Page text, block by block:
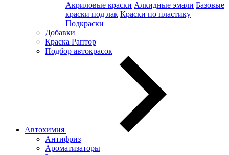
Акриловые краски Алкидные эмали Базовые
краски под лак Краски по пластику
Подкраски
Добавки
Краска Раптор
Подбор автокрасок
Автохимия
Антифриз
Ароматизаторы